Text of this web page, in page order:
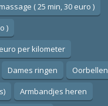
( 25 min, 30 euro )
)
per kilometer
Dames ringen
Oorbellen
Armbandjes heren